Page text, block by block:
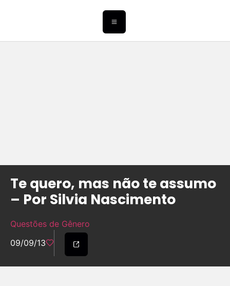
Te quero, mas não te assumo
– Por Silvia Nascimento
Questões de Gênero
09/09/13